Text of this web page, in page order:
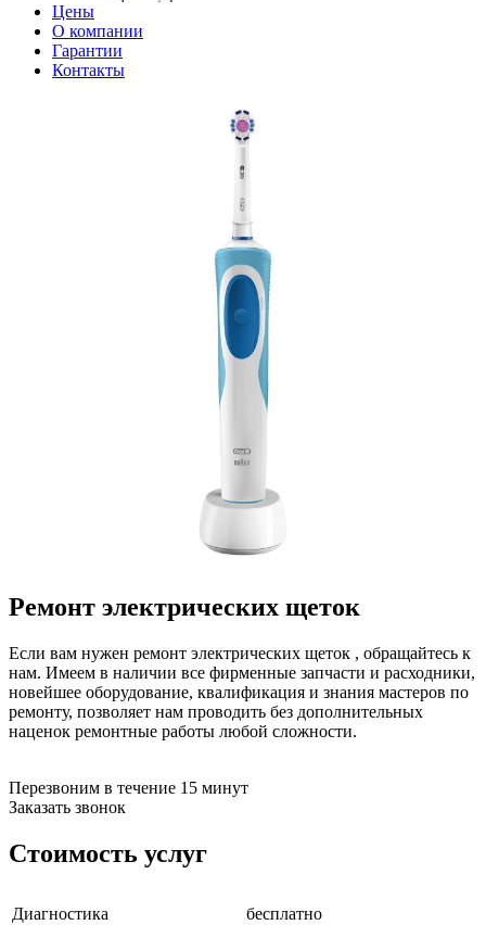
apple watch
аромадиффузоров
аромастанций
ароматизаторов воздуха
аудиоплееров
авто акустики, автомобильной акустики
автохолодильников
автокондиционера
автоматики для генераторов
автоматики управления
автоматики вентустановок
автомобильных телевизоров
автотрансформаторов
бактерицидной лампы
беговых дорожек
беспроводных систем презентаций
безменов
биноклей
блендеров
блинниц
блоков автоматики насосов
блоков диспетчеризации
блоков подключения
блоков управления
брошюраторов
Цены
О компании
Гарантии
Контакты
Ремонт электрических щеток
Если вам нужен ремонт электрических щеток , обращайтесь к
нам. Имеем в наличии все фирменные запчасти и расходники,
новейшее оборудование, квалификация и знания мастеров по
ремонту, позволяет нам проводить без дополнительных
наценок ремонтные работы любой сложности.
Перезвоним в течение 15 минут
Заказать звонок
Стоимость услуг
Диагностика бесплатно